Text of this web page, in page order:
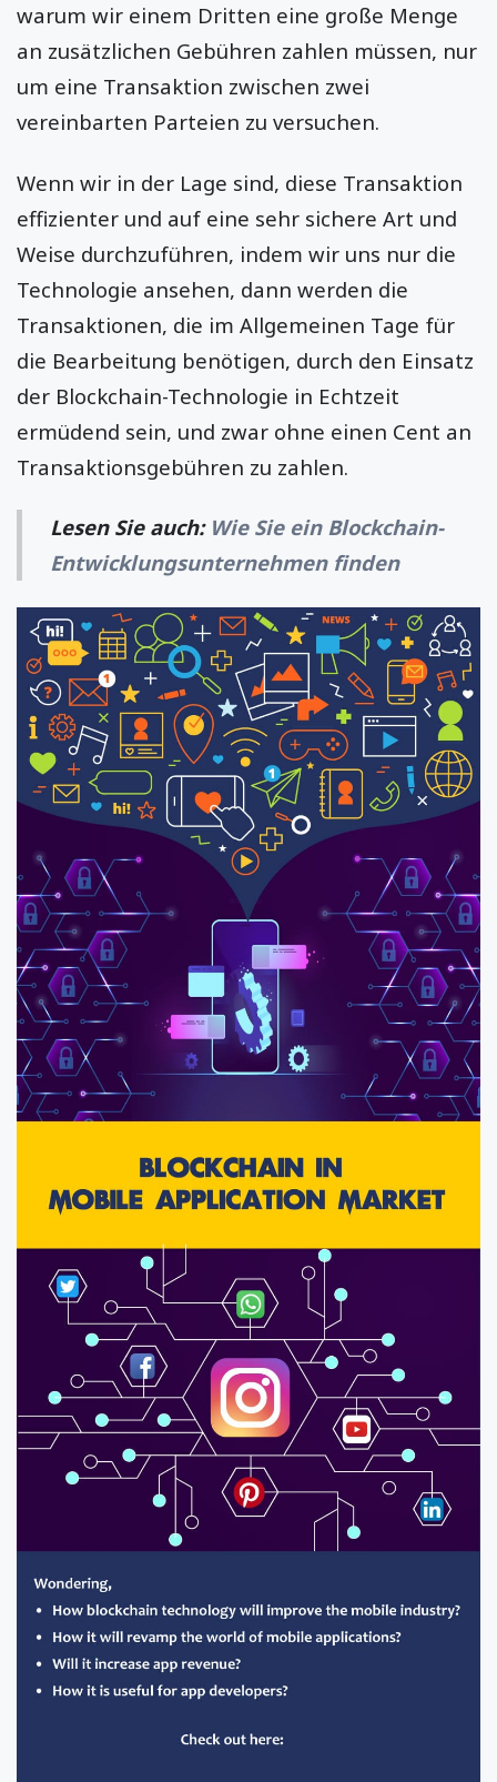
warum wir einem Dritten eine große Menge
an zusätzlichen Gebühren zahlen müssen, nur
um eine Transaktion zwischen zwei
vereinbarten Parteien zu versuchen.
Wenn wir in der Lage sind, diese Transaktion
effizienter und auf eine sehr sichere Art und
Weise durchzuführen, indem wir uns nur die
Technologie ansehen, dann werden die
Transaktionen, die im Allgemeinen Tage für
die Bearbeitung benötigen, durch den Einsatz
der Blockchain-Technologie in Echtzeit
ermüdend sein, und zwar ohne einen Cent an
Transaktionsgebühren zu zahlen.
Lesen Sie auch: Wie Sie ein Blockchain-
Entwicklungsunternehmen finden